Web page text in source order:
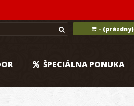
- (prázdny)
ŠPECIÁLNA PONUKA